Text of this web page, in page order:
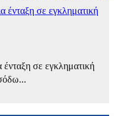
ένταξη σε εγκληματική
ένταξη σε εγκληματική